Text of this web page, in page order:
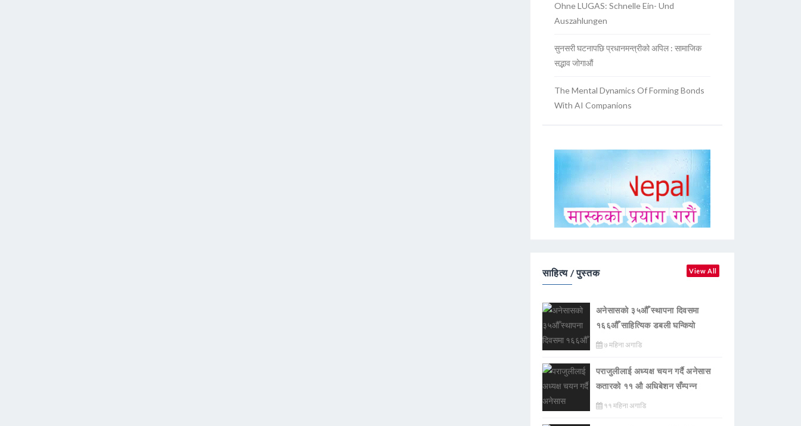
Ohne LUGAS: Schnelle Ein- Und
Auszahlungen
सुनसरी घटनापछि प्रधानमन्त्रीको अपिल : सामाजिक
सद्भाव जोगाऔं
The Mental Dynamics Of Forming Bonds
With AI Companions
साहित्य / पुस्तक View All
अनेसासको ३५औँ स्थापना दिवसमा
१६६औँ साहित्यिक डबली घन्कियाे
७ महिना अगाडि
पराजुलीलाई अध्यक्ष चयन गर्दै अनेसास
कतारको ११ औ अधिबेशन सँम्पन्न
११ महिना अगाडि